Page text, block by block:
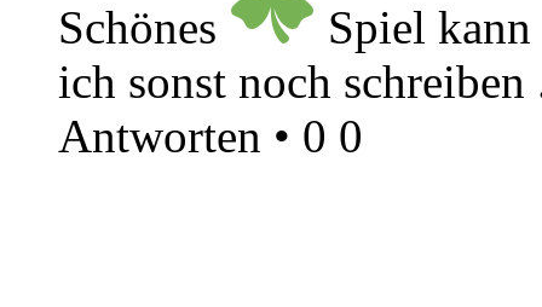
Schönes
Spiel
ich sonst noch schreiben
Antworten • 0 0